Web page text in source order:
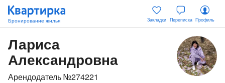
Закладки Переписка Профиль
Лариса
Александровна
Арендодатель №274221